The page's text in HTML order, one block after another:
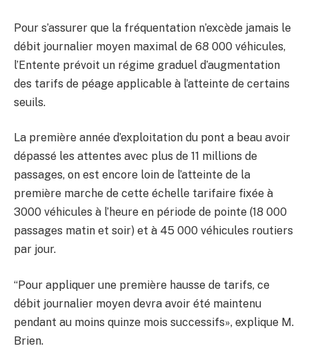
Pour s’assurer que la fréquentation n’excède jamais le
débit journalier moyen maximal de 68 000 véhicules,
l’Entente prévoit un régime graduel d’augmentation
des tarifs de péage applicable à l’atteinte de certains
seuils.
La première année d’exploitation du pont a beau avoir
dépassé les attentes avec plus de 11 millions de
passages, on est encore loin de l’atteinte de la
première marche de cette échelle tarifaire fixée à
3000 véhicules à l’heure en période de pointe (18 000
passages matin et soir) et à 45 000 véhicules routiers
par jour.
“Pour appliquer une première hausse de tarifs, ce
débit journalier moyen devra avoir été maintenu
pendant au moins quinze mois successifs», explique M.
Brien.